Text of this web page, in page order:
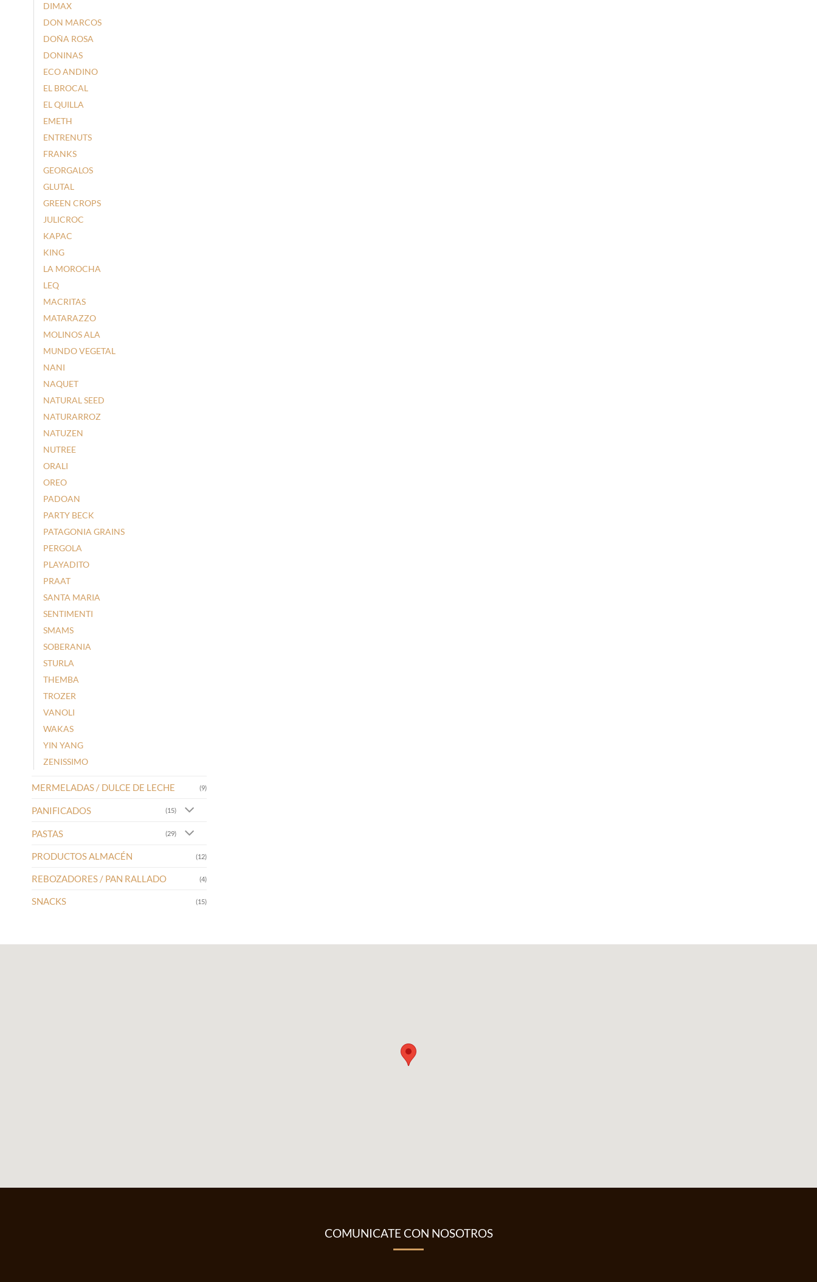
DIMAX
DON MARCOS
DOÑA ROSA
DONINAS
ECO ANDINO
EL BROCAL
EL QUILLA
EMETH
ENTRENUTS
FRANKS
GEORGALOS
GLUTAL
GREEN CROPS
JULICROC
KAPAC
KING
LA MOROCHA
LEQ
MACRITAS
MATARAZZO
MOLINOS ALA
MUNDO VEGETAL
NANI
NAQUET
NATURAL SEED
NATURARROZ
NATUZEN
NUTREE
ORALI
OREO
PADOAN
PARTY BECK
PATAGONIA GRAINS
PERGOLA
PLAYADITO
PRAAT
SANTA MARIA
SENTIMENTI
SMAMS
SOBERANIA
STURLA
THEMBA
TROZER
VANOLI
WAKAS
YIN YANG
ZENISSIMO
MERMELADAS / DULCE DE LECHE (9)
PANIFICADOS (15)
PASTAS (29)
PRODUCTOS ALMACÉN (12)
REBOZADORES / PAN RALLADO (4)
SNACKS (15)
COMUNICATE CON NOSOTROS